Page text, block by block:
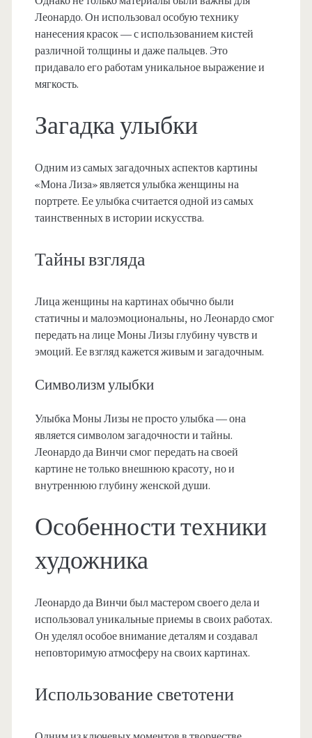
Леонардо. Он использовал особую технику
нанесения красок — с использованием кистей
различной толщины и даже пальцев. Это
придавало его работам уникальное выражение и
мягкость.
Загадка улыбки
Одним из самых загадочных аспектов картины
«Мона Лиза» является улыбка женщины на
портрете. Ее улыбка считается одной из самых
таинственных в истории искусства.
Тайны взгляда
Лица женщины на картинах обычно были
статичны и малоэмоциональны, но Леонардо смог
передать на лице Моны Лизы глубину чувств и
эмоций. Ее взгляд кажется живым и загадочным.
Символизм улыбки
Улыбка Моны Лизы не просто улыбка — она
является символом загадочности и тайны.
Леонардо да Винчи смог передать на своей
картине не только внешнюю красоту, но и
внутреннюю глубину женской души.
Особенности техники
художника
Леонардо да Винчи был мастером своего дела и
использовал уникальные приемы в своих работах.
Он уделял особое внимание деталям и создавал
неповторимую атмосферу на своих картинах.
Использование светотени